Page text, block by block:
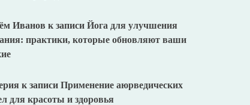
Иванов к записи Йога для улучшения
практики, которые обновляют ваши
к записи Применение аюрведических
для красоты и здоровья